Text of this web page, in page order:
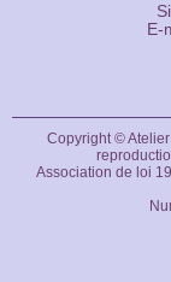
E-
Copyright ©
Association de loi